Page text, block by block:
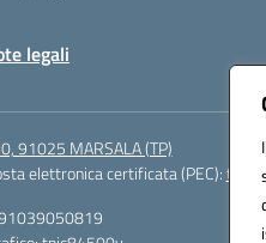
legali
91025 MARSALA (TP)
elettronica certificata (PEC):